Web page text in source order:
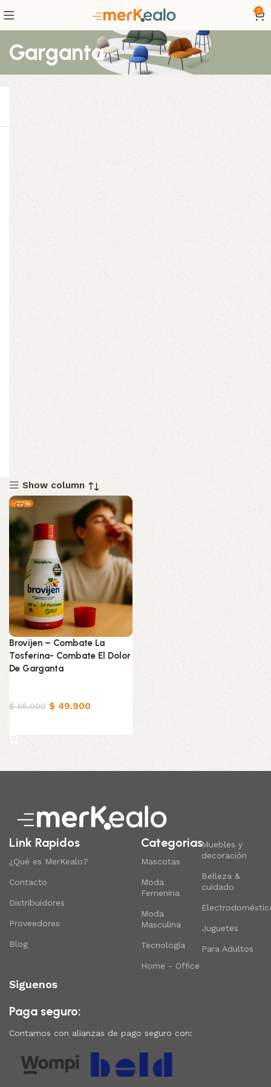
0
Garganta
Show column
-23%
Brovijen – Combate La
Tosferina- Combate El Dolor
De Garganta
$65.000 $ 49.900
Link Rapidos
¿Qué es MerKealo?
Contacto
Distribuidores
Proveedores
Blog
Categorias
Mascotas
Moda
Femenina
Moda
Masculina
Tecnología
Home - Office
Muebles y
decoración
Belleza &
cuidado
Juguetes
Para Adultos
Siguenos
Paga seguro:
Contamos con alianzas de pago seguro con: